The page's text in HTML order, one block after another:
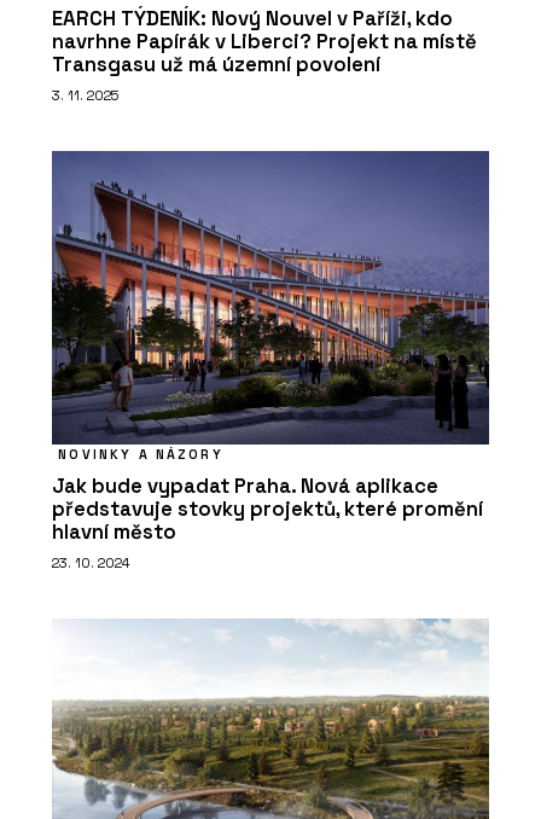
EARCH TÝDENÍK: Nový Nouvel v Paříži, kdo
navrhne Papírák v Liberci? Projekt na místě
Transgasu už má územní povolení
3. 11. 2025
NOVINKY A NÁZORY
Jak bude vypadat Praha. Nová aplikace
představuje stovky projektů, které promění
hlavní město
23. 10. 2024